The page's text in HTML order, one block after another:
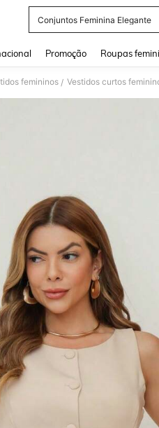
Conjuntos Feminina Elegante
Promoção Roupas
femininos / Vestidos curtos